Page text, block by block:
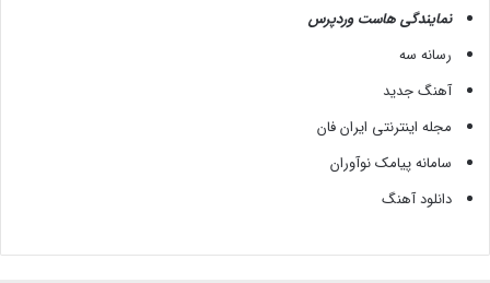
نمایندگی هاست وردپرس
رسانه سه
آهنگ جدید
مجله اینترنتی ایران فان
سامانه پیامک نوآوران
دانلود آهنگ